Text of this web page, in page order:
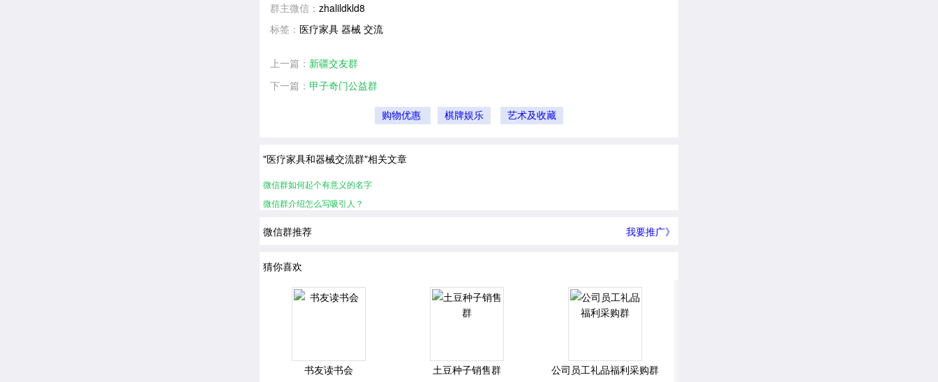
群主微信： zhalildkld8
标签： 医疗家具 器械 交流
上一篇： 新疆交友群
下一篇： 甲子奇门公益群
购物优惠 棋牌娱乐 艺术及收藏
"医疗家具和器械交流群"相关文章
微信群如何起个有意义的名字
微信群介绍怎么写吸引人？
微信群推荐 我要推广》
猜你喜欢
书友读书会 土豆种子销售群 公司员工礼品福利采购群